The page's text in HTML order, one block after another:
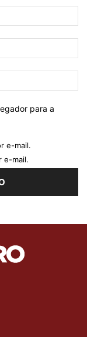
para a
e-mail.
e-mail.